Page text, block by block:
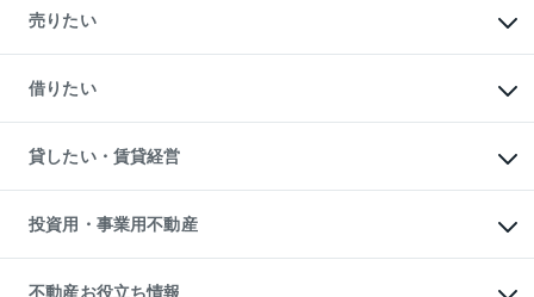
新築・分譲マンションの購入
中古マンションの購入
一戸建ての購入
中古一戸建ての購入
不動産購入の流れ
注目キーワード物件特集
購入ガイド
English 繁体中文簡体中文
売りたい
一戸建ての売却・査定
土地の売却・査定
スピードAI査定
不動産査定について
不動産売却の流れ
不動産買換えの流れ
売却ガイド
借りたい
オフィス・店舗の賃貸
借りるときの流れ
借りるガイド
貸したい・賃貸経営
マンション賃料データ
賃貸管理プラン
リロケーションについて
投資用・事業用不動産
事業用不動産
不動産お役立ち情報